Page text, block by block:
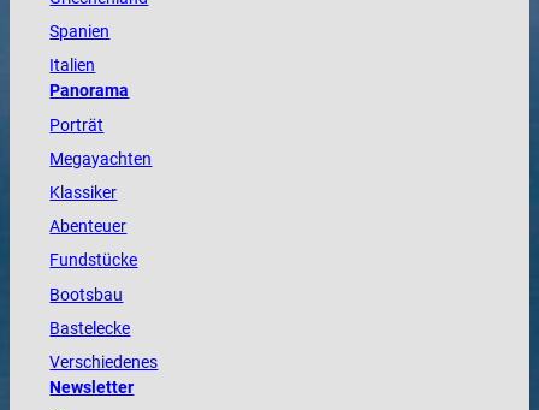
Spanien
Italien
Panorama
Porträt
Megayachten
Klassiker
Abenteuer
Fundstücke
Bootsbau
Bastelecke
Verschiedenes
Newsletter